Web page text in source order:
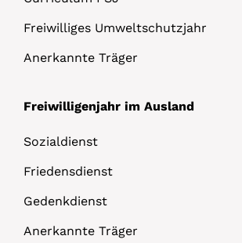
Freiwilliges Umweltschutzjahr
Anerkannte Träger
Freiwilligenjahr im Ausland
Sozialdienst
Friedensdienst
Gedenkdienst
Anerkannte Träger